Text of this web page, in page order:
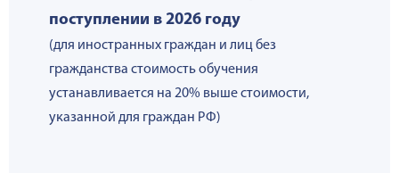
поступлении в 2026 году
(для иностранных граждан и лиц без
гражданства стоимость обучения
устанавливается на 20% выше стоимости,
указанной для граждан РФ)